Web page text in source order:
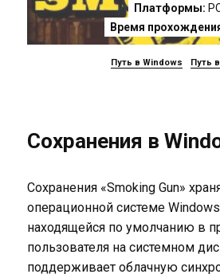
Платформы:
Время
Путь в Windows Путь
Сохранения в
Сохранения «Smoking Gun»
операционной системе
находящейся по умолчанию в
пользователя на системном
поддерживает облачную